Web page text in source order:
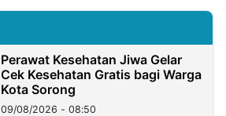
Perawat Kesehatan Jiwa Gelar
Cek Kesehatan Gratis bagi Warga
Kota Sorong
09/08/2026 - 08:50